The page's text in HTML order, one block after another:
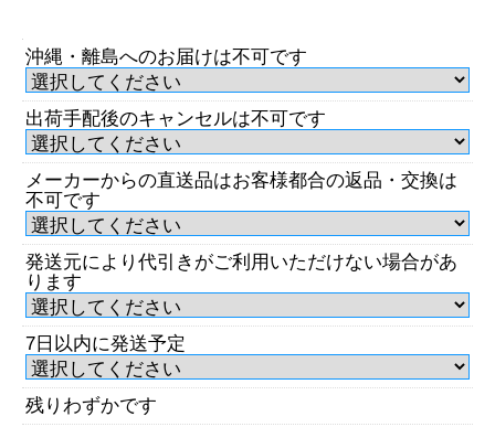
沖縄・離島へのお届けは不可です
出荷手配後のキャンセルは不可です
メーカーからの直送品はお客様都合の返品・交換は
不可です
発送元により代引きがご利用いただけない場合があ
ります
7日以内に発送予定
残りわずかです